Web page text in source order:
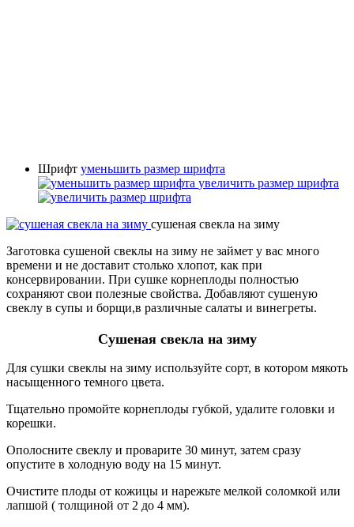
Шрифт уменьшить размер шрифта
увеличить размер шрифта
сушеная свекла на зиму
Заготовка сушеной свеклы на зиму не займет у вас много
времени и не доставит столько хлопот, как при
консервировании. При сушке корнеплоды полностью
сохраняют свои полезные свойства. Добавляют сушеную
свеклу в супы и борщи,в различные салаты и винегреты.
Сушеная свекла на зиму
Для сушки свеклы на зиму используйте сорт, в котором мякоть
насыщенного темного цвета.
Тщательно промойте корнеплоды губкой, удалите головки и
корешки.
Ополосните свеклу и проварите 30 минут, затем сразу
опустите в холодную воду на 15 минут.
Очистите плоды от кожицы и нарежьте мелкой соломкой или
лапшой ( толщиной от 2 до 4 мм).